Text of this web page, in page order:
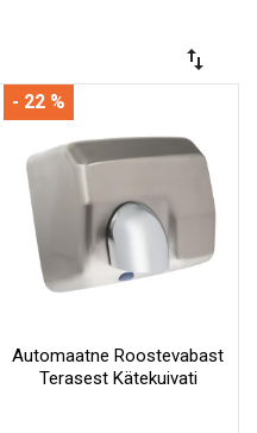
swap_vert
Automaatne Roostevabast
Terasest Kätekuivati
- 22 %